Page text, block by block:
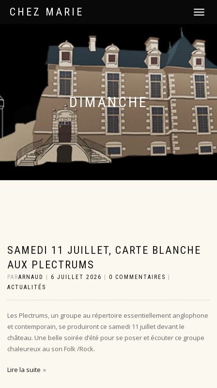
CHEZ MARIE
DÉPLIER
DIMANCHE
SAMEDI 11 JUILLET, CARTE BLANCHE
AUX PLECTRUMS
PARARNAUD 6 JUILLET 2026 0 COMMENTAIRES
ACTUALITÉS
Les Plectrums, un groupe au répertoire essentiellement anglophone
et contemporain, se produiront ce samedi 11 juillet devant le
château. Une belle soirée d’été pour se poser et écouter ce groupe
chaleureux au son Folk /Rock.
Lire la suite